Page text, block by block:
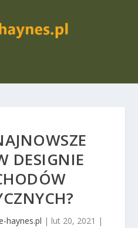
DESIGNIE
haynes.pl | lut 20, 2021 |